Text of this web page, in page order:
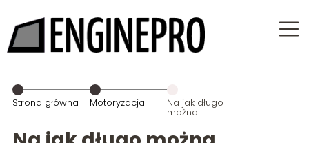
Strona główna Motoryzacja Na jak długo
można
akumulator w